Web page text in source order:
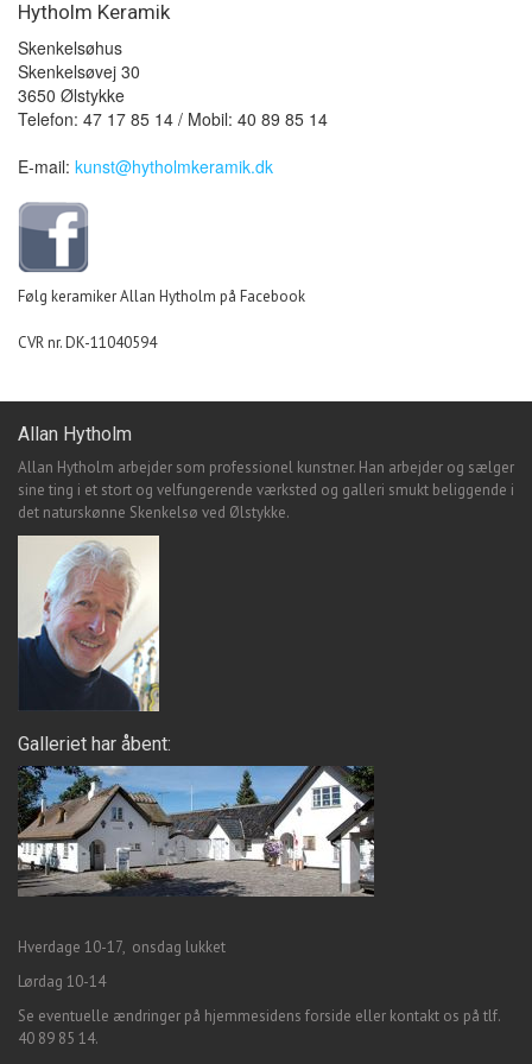
Hytholm Keramik
Skenkelsøhus
Skenkelsøvej 30
3650 Ølstykke
Telefon: 47 17 85 14 / Mobil: 40 89 85 14
E-mail: kunst@hytholmkeramik.dk
Følg keramiker Allan Hytholm på Facebook
CVR nr. DK-11040594
Allan Hytholm
Allan Hytholm arbejder som professionel kunstner. Han arbejder og sælger
sine ting i et stort og velfungerende værksted og galleri smukt beliggende i
det naturskønne Skenkelsø ved Ølstykke.
Galleriet har åbent:
Hverdage 10-17, onsdag lukket
Lørdag 10-14
Se eventuelle ændringer på hjemmesidens forside eller kontakt os på tlf.
40 89 85 14.